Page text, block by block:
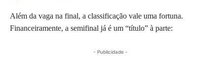
Além da vaga na final, a classificação vale uma fortuna.
Financeiramente, a semifinal já é um “título” à parte:
- Publicidade -